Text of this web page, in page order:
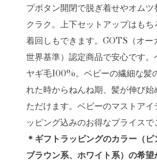
プボタン開閉で脱ぎ着せやオム
クラク。上下セットアップはも
着回しもできます。GOTS（オ
世界基準）認定商品で安心です
ヤギ毛100%。ベビーの繊細な髪
れた時からねんね期、髪が伸び
ただけます。ベビーのマストア
ッピング込みのお得なプライスで
＊ギフトラッピングのカラー（ピ
ブラウン系、ホワイト系）の希